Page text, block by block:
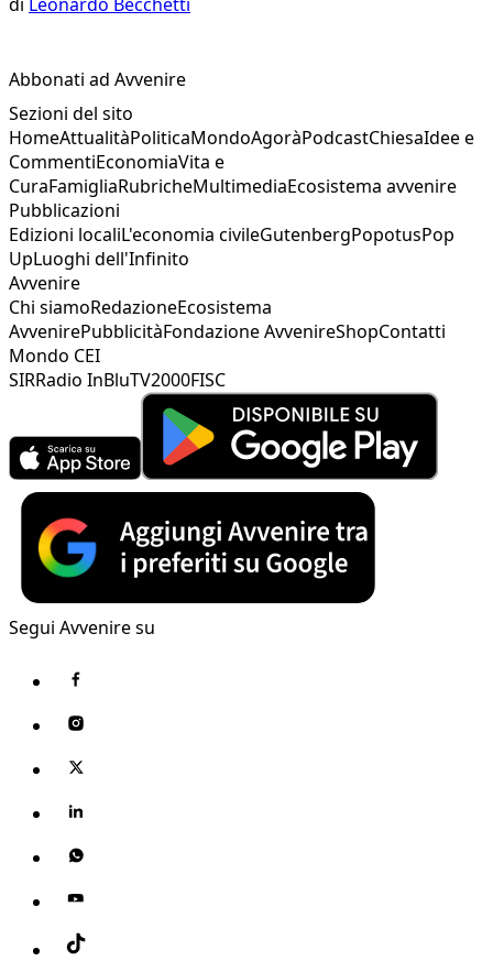
Abbonati ad Avvenire
Sezioni del sito
HomeAttualitàPoliticaMondoAgoràPodcastChiesaIdee e
CommentiEconomiaVita e
CuraFamigliaRubricheMultimediaEcosistema avvenire
Pubblicazioni
Edizioni localiL'economia civileGutenbergPopotusPop
UpLuoghi dell'Infinito
Avvenire
Chi siamoRedazioneEcosistema
AvvenirePubblicitàFondazione AvvenireShopContatti
Mondo CEI
SIRRadio InBluTV2000FISC
Segui Avvenire su